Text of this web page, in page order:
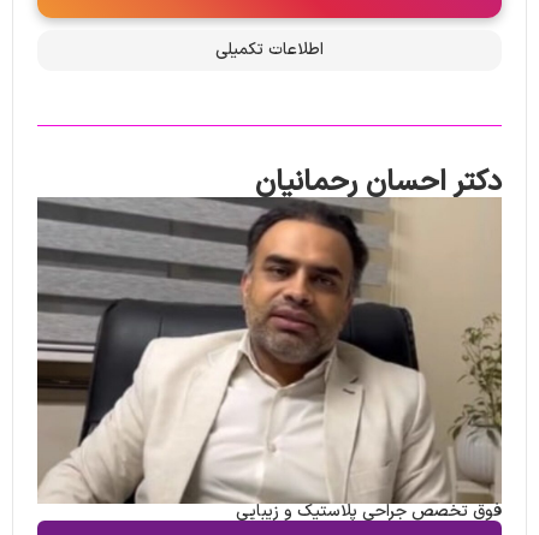
اطلاعات تکمیلی
دکتر احسان رحمانیان
فوق تخصص جراحی پلاستیک و زیبایی